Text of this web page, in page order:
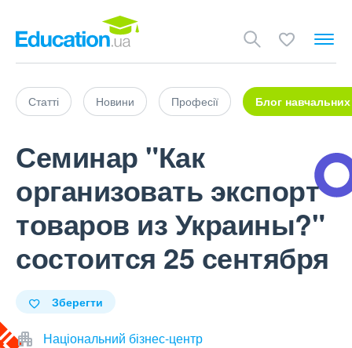
Статті Новини Професії Блог навчальних
Семинар "Как
организовать экспорт
товаров из Украины?"
состоится 25 сентября
Зберегти
Національний бізнес-центр